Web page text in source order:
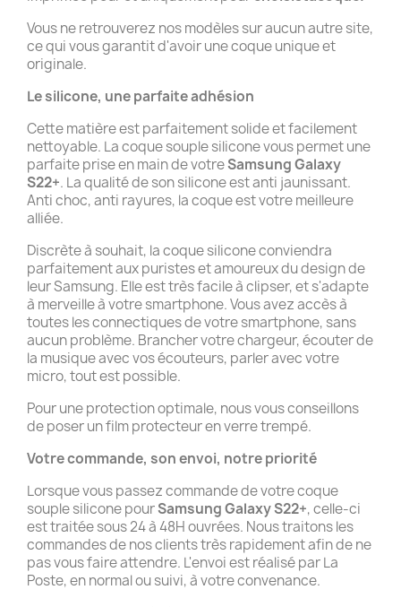
Vous ne retrouverez nos modèles sur aucun autre site,
ce qui vous garantit d'avoir une coque unique et
originale.
Le silicone, une parfaite adhésion
Cette matière est parfaitement solide et facilement
nettoyable. La coque souple silicone vous permet une
parfaite prise en main de votreSamsung Galaxy
S22+. La qualité de son silicone est anti jaunissant.
Anti choc, anti rayures, la coque est votre meilleure
alliée.
Discrète à souhait, la coque silicone conviendra
parfaitement aux puristes et amoureux du design de
leur Samsung. Elle est très facile à clipser, et s'adapte
à merveille à votre smartphone. Vous avez accès à
toutes les connectiques de votre smartphone, sans
aucun problème. Brancher votre chargeur, écouter de
la musique avec vos écouteurs, parler avec votre
micro, tout est possible.
Pour une protection optimale, nous vous conseillons
de poser un film protecteur en verre trempé.
Votre commande, son envoi, notre priorité
Lorsque vous passez commande de votre coque
souple silicone pourSamsung Galaxy S22+, celle-ci
est traitée sous 24 à 48H ouvrées. Nous traitons les
commandes de nos clients très rapidement afin de ne
pas vous faire attendre. L'envoi est réalisé par La
Poste, en normal ou suivi, à votre convenance.